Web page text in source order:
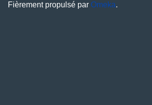
Fièrement propulsé par Omeka.